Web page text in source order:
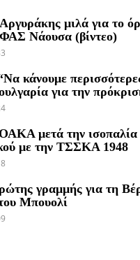
μιλά για το
Νάουσα (βίντεο)
κάνουμε
για την
μετά την ισοπαλία
με την ΤΣΣΚΑ 1948
γραμμής για τη
Μπουολί